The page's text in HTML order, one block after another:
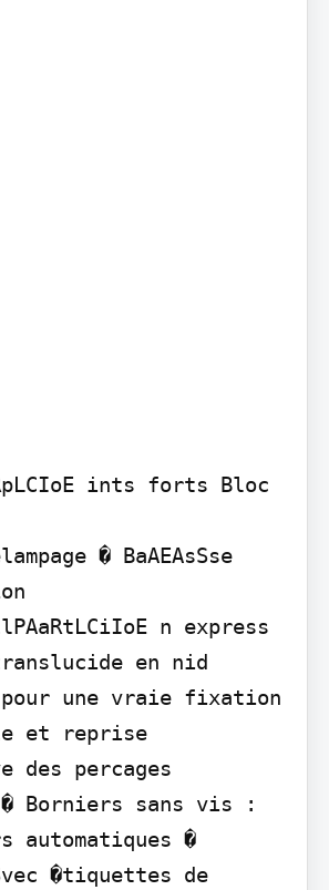
ints forts Bloc
� BaAEAsSse
n express
en nid
une vraie fixation
et reprise
des percages
Borniers sans vis :
automatiques �
�tiquettes de